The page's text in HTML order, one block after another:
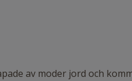
av moder jord och